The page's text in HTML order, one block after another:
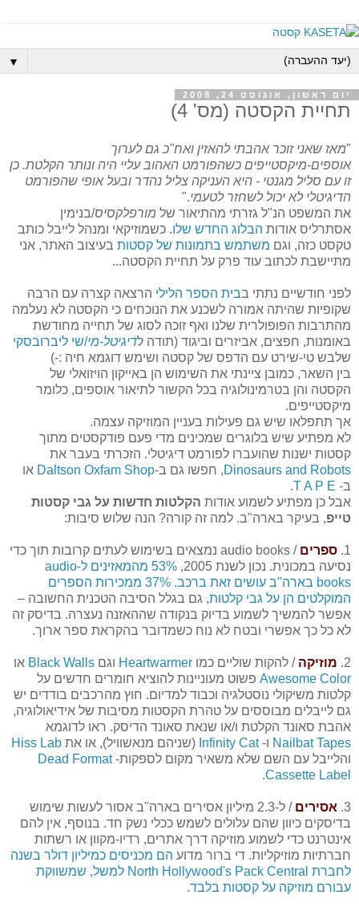
▼
יום ראשון, אוגוסט 24, 2008
תחיית הקסטה (מס' 4)
"מאז שאני זוכר אהבתי להאזין ואח"כ גם לערוך
אוספים-מיקסטייפים כשהפורמט האהוב עליי היה ונותר הקלטת. כן
זו עם סליל מגנטי - היא העניקה צליל נהדר ובעל אופי שהפורמט
הדיגיטלי לא יכול לשחזר לטעמי."
את המשפט הנ"ל גזרתי מהתיאור של מורפלקסיס/בנימין
אסתרליס אודות הבלוג החדש שלו. כשמוזיקאי ומנהל לייבל כותב
טקסט כזה, וגם משתמש בתמונות של קסטות בעיצוב האתר, אני
מתיישבת לכתוב עוד פרק על תחיית הקסטה...
לפני חודשיים נתתי בבית הספר הלילי הרצאה קצרה עם הרבה
שקופיות שהיתה אמורה לשכנע את הנוכחים כי הקסטה לא נעלמה
מהתרבות הפופולרית שלנו ואף זוכה לסוג של תחייה מחודשת
באומנות, חפצים, אביזרים וביגוד (תודה לדיגיטל-מי/שי ליברובסקי
שלבש טי-שירט עם הדפס של קסטה ושימש דוגמא חיה :-)
בין השאר, כמובן ציינתי את השימוש הן באייקון הויזואלי של
הקסטה והן בטרמינולוגיה בכל הקשור לתיאור אוספים, כלומר
מיקסטייפים.
אך תתפלאו שיש גם פעילות בעניין המוזיקה עצמה.
לא מפתיע שיש בלוגרים שמכינים מדי פעם פודקסטים מתוך
קסטות ישנות שהועברו לפורמט דיגיטלי. הזכרתי בעבר את
Dinosaurs and Robots, חפשו גם ב-Daltson Oxfam Shop או
ב- T A P E
.
אבל כן מפתיע לשמוע אודות הקלטות חדשות על גבי קסטות
טייפ, בעיקר בארה"ב. למה זה קורה? הנה שלוש סיבות:
1. ספרים
/ audio books נמצאים בשימוש לעתים קרובות תוך כדי
נסיעה במכונית. נכון לשנת 2005,
53% מהמאזינים ל-audio
books בארה"ב עושים זאת ברכב. 37% ממכירות הספרים
המוקלטים הן על גבי קלטות, גם בגלל הסיבה הטכנית החשובה –
אפשר להמשיך לשמוע בדיוק בנקודה שההאזנה נעצרה. בדיסק זה
לא כל כך אפשרי ובטח לא נוח כשמדובר בהקראת ספר ארוך.
2. מוזיקה / להקות שוליים כמו Heartwarmer וגם Black Walls או
Awesome Color פשוט מעוניינות להוציא חומרים חדשים על
קלטות משיקולי נוסטלגיה וכבוד למדיום. חוץ מהרכבים בודדים יש
גם לייבלים מבוססים על טהרת הקסטות מסיבות של אידיאולוגיה,
אהבת סאונד הקלטת ו/או שנאת סאונד הדיסק. ראו לדוגמא
Nailbat Tapes ו-Infinity Cat (שניהם מנאשוויל), או את Hiss Lab
והלייבל עם השם שלא משאיר מקום לספקות-Dead Format
Cassette Label
.
3. אסירים
/ ל-2.3 מיליון אסירים בארה"ב אסור לעשות שימוש
בדיסקים כיוון שהם עלולים לשמש ככלי נשק חד. בנוסף, אין להם
אינטרנט כדי לשמוע מוזיקה דרך אתרים, רדיו-מקוון או רשתות
חברתיות מוזיקליות. די ברור מדוע הם מכניסים כמיליון דולר בשנה
לחברת North Hollywood's Pack Central למשל, שמשווקת
עבורם מוזיקה על קסטות בלבד.